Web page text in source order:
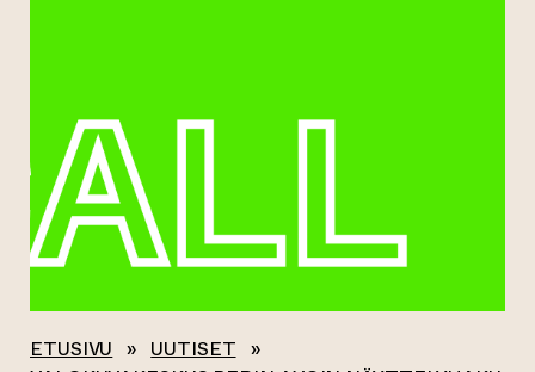
ETUSIVU » UUTISET »